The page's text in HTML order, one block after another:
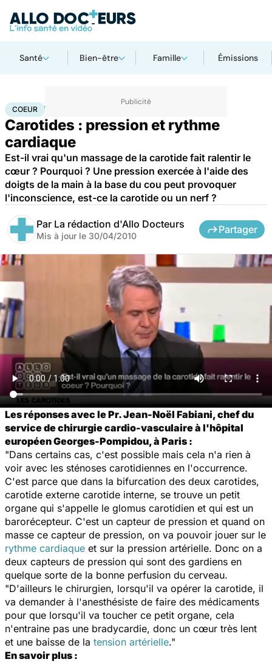
Santé Bien-être Famille Émissions
AccueilSanté Maladies cardiaques
COEUR
Carotides : pression et rythme
cardiaque
Est-il vrai qu'un massage de la carotide fait ralentir le
cœur ? Pourquoi ? Une pression exercée à l'aide des
doigts de la main à la base du cou peut provoquer
l'inconscience, est-ce la carotide ou un nerf ?
Par La rédaction d'Allo Docteurs
Mis à jour le 30/04/2010
Partager
Les réponses avec le Pr. Jean-Noël Fabiani, chef du
service de chirurgie cardio-vasculaire à l'hôpital
européen Georges-Pompidou, à Paris :
"Dans certains cas, c'est possible mais cela n'a rien à
voir avec les sténoses carotidiennes en l'occurrence.
C'est parce que dans la bifurcation des deux carotides,
carotide externe carotide interne, se trouve un petit
organe qui s'appelle le glomus carotidien et qui est un
barorécepteur. C'est un capteur de pression et quand on
masse ce capteur de pression, on va pouvoir jouer sur le
rythme cardiaque et sur la pression artérielle. Donc on a
deux capteurs de pression qui sont des gardiens en
quelque sorte de la bonne perfusion du cerveau.
"D'ailleurs le chirurgien, lorsqu'il va opérer la carotide, il
va demander à l'anesthésiste de faire des médicaments
pour que lorsqu'il va toucher ce petit organe, cela
n'entraine pas une bradycardie, donc un cœur très lent
et une baisse de la tension artérielle."
En savoir plus :